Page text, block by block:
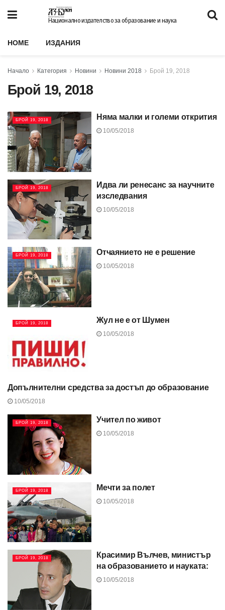
Национално издателство за образование и наука
HOME ИЗДАНИЯ
Начало Категория Новини Новини 2018 Брой 19, 2018
Брой 19, 2018
БРОЙ 19, 2018 Няма малки и големи открития
10/05/2018
БРОЙ 19, 2018
Идва ли ренесанс за научните
изследвания
10/05/2018
БРОЙ 19, 2018 Отчаянието не е решение
10/05/2018
БРОЙ 19, 2018 Жул не е от Шумен
10/05/2018
БРОЙ 19, 2018
Допълнителни средства за достъп до образование
10/05/2018
БРОЙ 19, 2018 Учител по живот
10/05/2018
БРОЙ 19, 2018 Мечти за полет
10/05/2018
БРОЙ 19, 2018
Красимир Вълчев, министър
на образованието и науката:
10/05/2018